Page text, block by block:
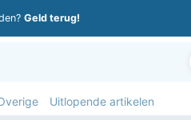
Geld terug!
Uitlopende artikelen